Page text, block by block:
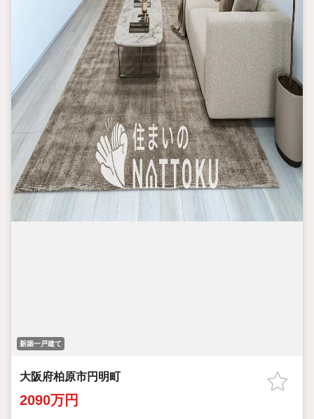
新築一戸建て
大阪府柏原市円明町
2090万円